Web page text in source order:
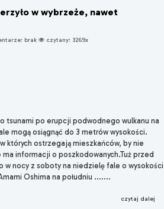
w wybrzeże, nawet
brak czytany: 3269x
tsunami po erupcji podwodnego wulkanu na
mogą osiągnąć do 3 metrów wysokości.
w których ostrzegają mieszkańców, by nie
informacji o poszkodowanych.Tuż przed
w nocy z soboty na niedzielę fale o wysokości
Oshima na południu .......
czytaj dalej